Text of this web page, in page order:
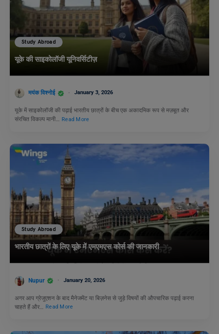
Study Abroad
यूके की साइकोलॉजी यूनिवर्सिटीज़
मयंक विश्नोई January 3, 2026
यूके में साइकोलॉजी की पढ़ाई भारतीय छात्रों के बीच एक अकादमिक रूप से मज़बूत और
संरचित विकल्प मानी… Read More
Study Abroad
भारतीय छात्रों के लिए यूके में एमएमएस कोर्स की जानकारी
Nupur January 20, 2026
अगर आप ग्रेजुएशन के बाद मैनेजमेंट या बिज़नेस से जुड़े विषयों की औपचारिक पढ़ाई करना
चाहते हैं और…
Read More